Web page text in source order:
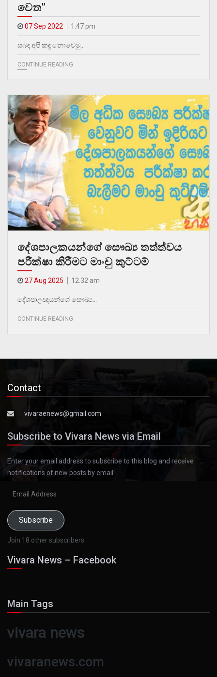
වෙත”
07 Sep 2022 1.47 pm
සබඳ අපි කඳු නොවෙමු…
CONTINUE READING
දේශපාලකයන්ගේ සෞඛ්‍ය තත්ත්වය
පරීක්ෂා කිරීමට මාංචු කුට්ටම්
27 Aug 2025 12.32 am
දේශපාලඥයන්ගේ සෞඛ්‍ය…
CONTINUE READING
Contact
vivaraenews@gmail.com
Subscribe to Vivara News via Email
Enter your email address to subscribe to this blog and receive
notifications of new posts by email.
Subscribe
Join 18 other subscribers
Vivara News – Facebook
Main Tags
vivara news
vivaranews.com